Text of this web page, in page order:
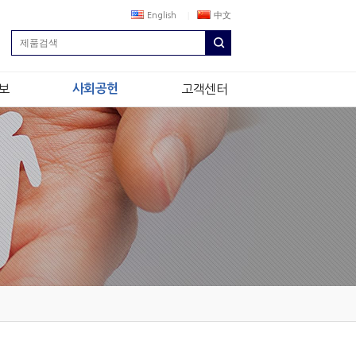
English 中文
사회공헌
정도경영
나눔경영
소식지
고객센터
NEWS & NOTICE